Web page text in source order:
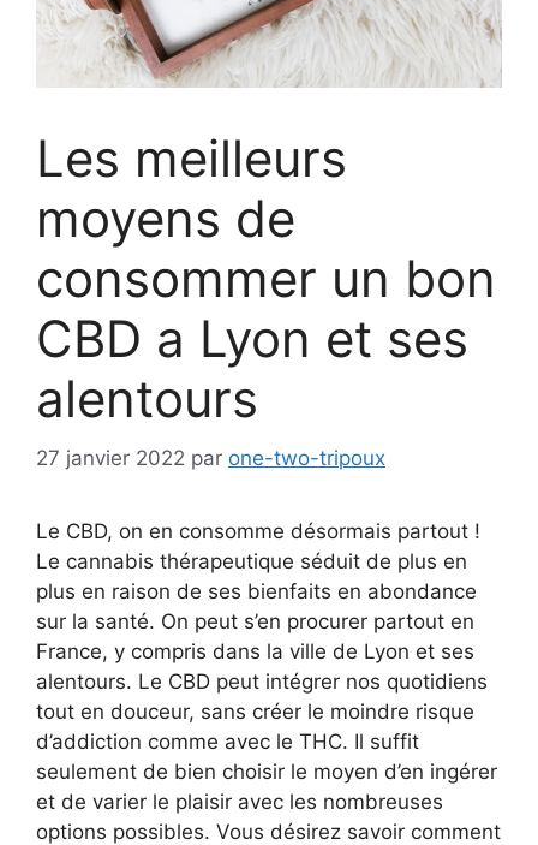
Les meilleurs
moyens de
consommer un bon
CBD a Lyon et ses
alentours
27 janvier 2022 par one-two-tripoux
Le CBD, on en consomme désormais partout !
Le cannabis thérapeutique séduit de plus en
plus en raison de ses bienfaits en abondance
sur la santé. On peut s’en procurer partout en
France, y compris dans la ville de Lyon et ses
alentours. Le CBD peut intégrer nos quotidiens
tout en douceur, sans créer le moindre risque
d’addiction comme avec le THC. Il suffit
seulement de bien choisir le moyen d’en ingérer
et de varier le plaisir avec les nombreuses
options possibles. Vous désirez savoir comment